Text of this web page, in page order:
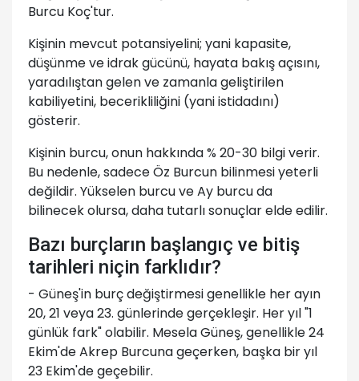
Burcu Koç'tur.
Kişinin mevcut potansiyelini; yani kapasite,
düşünme ve idrak gücünü, hayata bakış açısını,
yaradılıştan gelen ve zamanla geliştirilen
kabiliyetini, becerikliliğini (yani istidadını)
gösterir.
Kişinin burcu, onun hakkında % 20-30 bilgi verir.
Bu nedenle, sadece Öz Burcun bilinmesi yeterli
değildir. Yükselen burcu ve Ay burcu da
bilinecek olursa, daha tutarlı sonuçlar elde edilir.
Bazı burçların başlangıç ve bitiş
tarihleri niçin farklıdır?
- Güneş'in burç değiştirmesi genellikle her ayın
20, 21 veya 23. günlerinde gerçekleşir. Her yıl "1
günlük fark" olabilir. Mesela Güneş, genellikle 24
Ekim'de Akrep Burcuna geçerken, başka bir yıl
23 Ekim'de geçebilir.